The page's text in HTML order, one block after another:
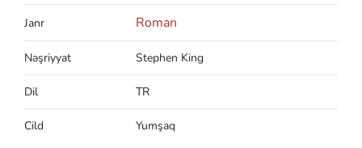
Janr Roman
Nəşriyyat Stephen King
Dil TR
Cild Yumşaq